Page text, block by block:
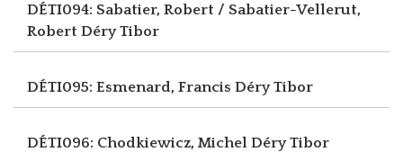
DÉTI094: Sabatier, Robert / Sabatier-Vellerut,
Robert Déry Tibor
DÉTI095: Esmenard, Francis Déry Tibor
DÉTI096: Chodkiewicz, Michel Déry Tibor